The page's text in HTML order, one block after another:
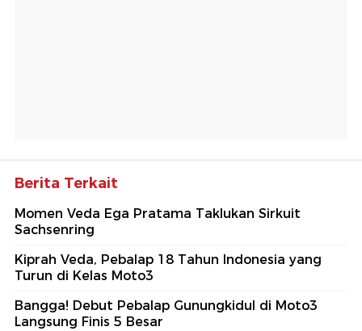
Berita Terkait
Momen Veda Ega Pratama Taklukan Sirkuit
Sachsenring
Kiprah Veda, Pebalap 18 Tahun Indonesia yang
Turun di Kelas Moto3
Bangga! Debut Pebalap Gunungkidul di Moto3
Langsung Finis 5 Besar